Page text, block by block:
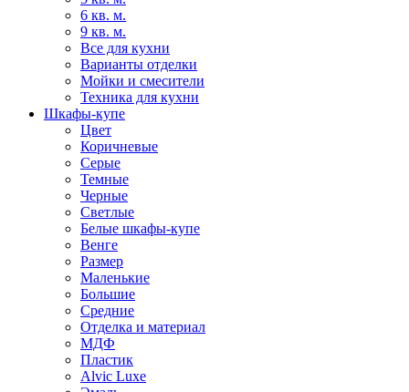
6 кв. м.
9 кв. м.
Все для кухни
Варианты отделки
Мойки и смесители
Техника для кухни
Шкафы-купе
Цвет
Коричневые
Серые
Темные
Черные
Светлые
Белые шкафы-купе
Венге
Размер
Маленькие
Большие
Средние
Отделка и материал
МДФ
Пластик
Alvic Luxe